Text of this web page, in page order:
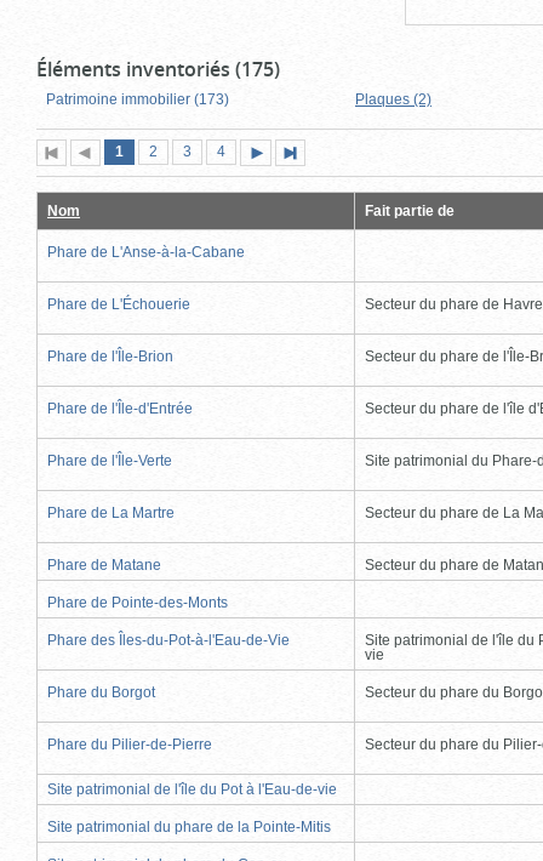
Éléments inventoriés (175)
Patrimoine immobilier (173) Plaques (2)
Première
page
Page
précédente
Page
1 (page
actuelle)
Page
2 Page
3 Page
4
suivante
page
Nom Fait partie de
Phare de L'Anse-à-la-Cabane
Phare de L'Échouerie Secteur du phare de
Phare de l'Île-Brion Secteur du phare de l'Île-
Phare de l'Île-d'Entrée Secteur du phare de l'île
Phare de l'Île-Verte Site patrimonial du Phare-
Phare de La Martre Secteur du phare de La
Phare de Matane Secteur du phare de
Phare de Pointe-des-Monts
Phare des Îles-du-Pot-à-l'Eau-de-Vie
Site patrimonial de l'île du
vie
Phare du Borgot Secteur du phare du
Phare du Pilier-de-Pierre Secteur du phare du
Site patrimonial de l'île du Pot à l'Eau-de-vie
Site patrimonial du phare de la Pointe-Mitis